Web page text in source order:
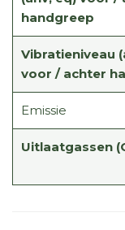
handgreep
Vibratieniveau
voor / achter
Emissie
Uitlaatgassen